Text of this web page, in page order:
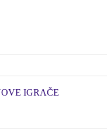
IGRAČE